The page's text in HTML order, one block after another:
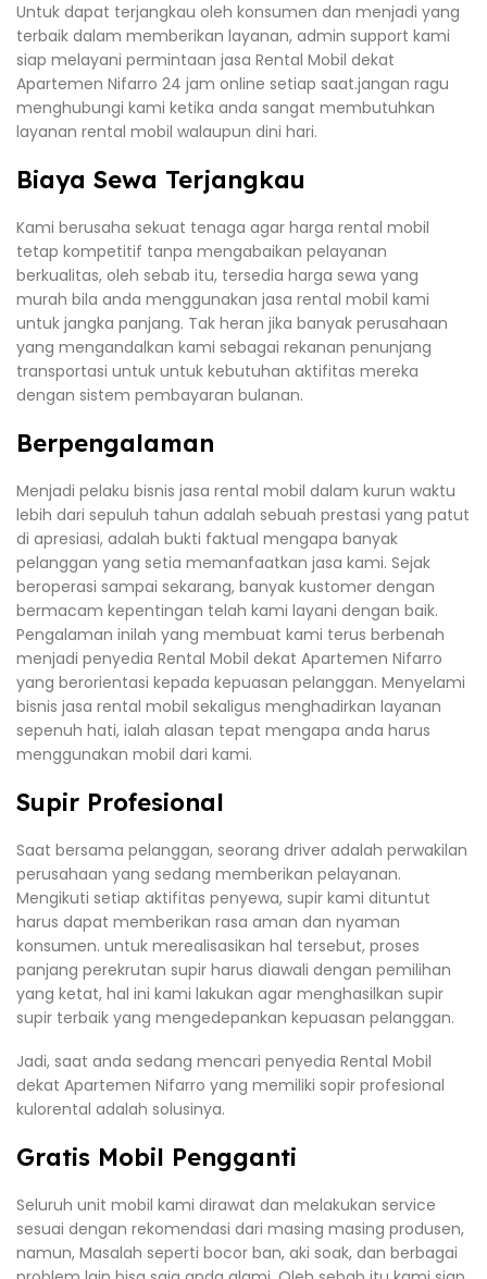
Untuk dapat terjangkau oleh konsumen dan menjadi yang
terbaik dalam memberikan layanan, admin support kami
siap melayani permintaan jasa Rental Mobil dekat
Apartemen Nifarro 24 jam online setiap saat.jangan ragu
menghubungi kami ketika anda sangat membutuhkan
layanan rental mobil walaupun dini hari.
Biaya Sewa Terjangkau
Kami berusaha sekuat tenaga agar harga rental mobil
tetap kompetitif tanpa mengabaikan pelayanan
berkualitas, oleh sebab itu, tersedia harga sewa yang
murah bila anda menggunakan jasa rental mobil kami
untuk jangka panjang. Tak heran jika banyak perusahaan
yang mengandalkan kami sebagai rekanan penunjang
transportasi untuk untuk kebutuhan aktifitas mereka
dengan sistem pembayaran bulanan.
Berpengalaman
Menjadi pelaku bisnis jasa rental mobil dalam kurun waktu
lebih dari sepuluh tahun adalah sebuah prestasi yang patut
di apresiasi, adalah bukti faktual mengapa banyak
pelanggan yang setia memanfaatkan jasa kami. Sejak
beroperasi sampai sekarang, banyak kustomer dengan
bermacam kepentingan telah kami layani dengan baik.
Pengalaman inilah yang membuat kami terus berbenah
menjadi penyedia Rental Mobil dekat Apartemen Nifarro
yang berorientasi kepada kepuasan pelanggan. Menyelami
bisnis jasa rental mobil sekaligus menghadirkan layanan
sepenuh hati, ialah alasan tepat mengapa anda harus
menggunakan mobil dari kami.
Supir Profesional
Saat bersama pelanggan, seorang driver adalah perwakilan
perusahaan yang sedang memberikan pelayanan.
Mengikuti setiap aktifitas penyewa, supir kami dituntut
harus dapat memberikan rasa aman dan nyaman
konsumen. untuk merealisasikan hal tersebut, proses
panjang perekrutan supir harus diawali dengan pemilihan
yang ketat, hal ini kami lakukan agar menghasilkan supir
supir terbaik yang mengedepankan kepuasan pelanggan.
Jadi, saat anda sedang mencari penyedia Rental Mobil
dekat Apartemen Nifarro yang memiliki sopir profesional
kulorental adalah solusinya.
Gratis Mobil Pengganti
Seluruh unit mobil kami dirawat dan melakukan service
sesuai dengan rekomendasi dari masing masing produsen,
namun, Masalah seperti bocor ban, aki soak, dan berbagai